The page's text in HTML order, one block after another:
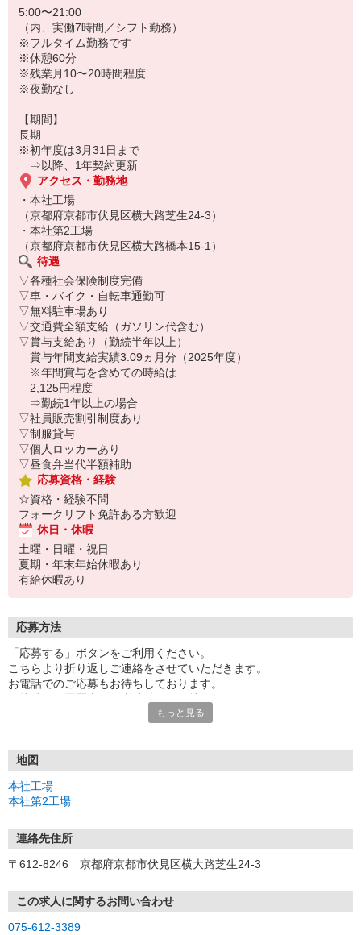
5:00〜21:00
（内、実働7時間／シフト勤務）
※フルタイム勤務です
※休憩60分
※残業月10〜20時間程度
※夜勤なし
【期間】
長期
※初年度は3月31日まで
⇒以降、1年契約更新
アクセス・勤務地
・本社工場
（京都府京都市伏見区横大路芝生24-3）
・本社第2工場
（京都府京都市伏見区横大路橋本15-1）
待遇
▽各種社会保険制度完備
▽車・バイク・自転車通勤可
▽無料駐車場あり
▽交通費全額支給（ガソリン代含む）
▽賞与支給あり（勤続半年以上）
賞与年間支給実績3.09ヵ月分（2025年度）
※年間賞与を含めての時給は
2,125円程度
⇒勤続1年以上の場合
▽社員販売割引制度あり
▽制服貸与
▽個人ロッカーあり
▽昼食弁当代半額補助
応募資格・経験
☆資格・経験不問
フォークリフト免許ある方歓迎
休日・休暇
土曜・日曜・祝日
夏期・年末年始休暇あり
有給休暇あり
応募方法
「応募する」ボタンをご利用ください。
こちらより折り返しご連絡をさせていただきます。
お電話でのご応募もお待ちしております。
※電話受付／土曜・日曜を除く毎日9:00〜17:00
もっと見る
地図
本社工場
本社第2工場
連絡先住所
〒612-8246 京都府京都市伏見区横大路芝生24-3
この求人に関するお問い合わせ
075-612-3389